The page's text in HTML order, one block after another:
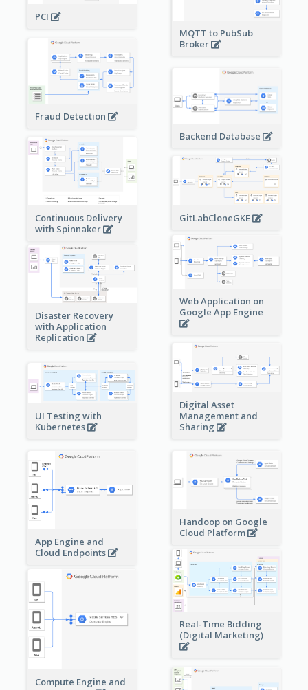
PCI
MQTT to PubSub
Broker
Fraud Detection
Backend Database
Continuous Delivery
with Spinnaker
GitLabCloneGKE
Web Application on
Google App Engine
Disaster Recovery
with Application
Replication
Digital Asset
Management and
Sharing
UI Testing with
Kubernetes
App Engine and
Cloud Endpoints
Handoop on Google
Cloud Platform
Real-Time Bidding
(Digital Marketing)
Compute Engine and